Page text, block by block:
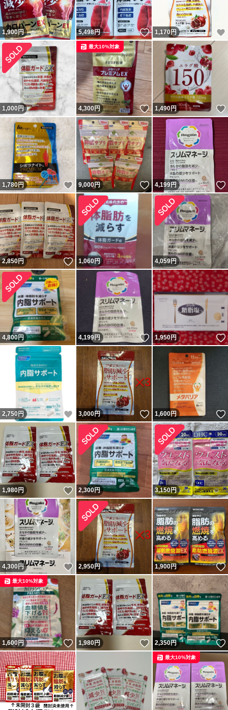
れておりませんのでご注意下さい。
1,900円 5,498円 いいね！
1,170円
1,000 円 4,300円 いいね！
最大10%対象
1,490円
1,780円 いいね！
9,000円 いいね！
4,199円
2,850円 いいね！
1,060円 4,059円
4,800円 4,199円 いいね！
1,950円
2,750円 いいね！
3,000円 いいね！
1,600円
1,980円 いいね！
2,300円 3,150円
4,300円 いいね！
2,950円 1,900円
1,600円 いいね！
最大10%対象
1,980円 いいね！
2,350円
最大10%対象